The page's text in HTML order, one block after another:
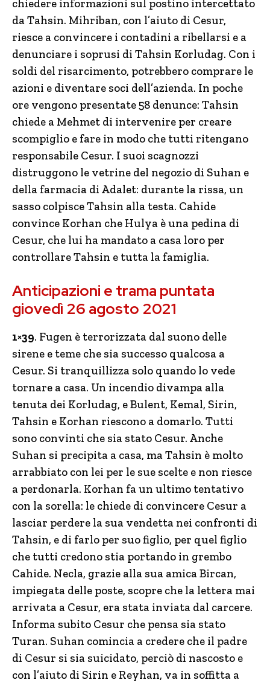
chiedere informazioni sul postino intercettato
da Tahsin. Mihriban, con l’aiuto di Cesur,
riesce a convincere i contadini a ribellarsi e a
denunciare i soprusi di Tahsin Korludag. Con i
soldi del risarcimento, potrebbero comprare le
azioni e diventare soci dell’azienda. In poche
ore vengono presentate 58 denunce: Tahsin
chiede a Mehmet di intervenire per creare
scompiglio e fare in modo che tutti ritengano
responsabile Cesur. I suoi scagnozzi
distruggono le vetrine del negozio di Suhan e
della farmacia di Adalet: durante la rissa, un
sasso colpisce Tahsin alla testa. Cahide
convince Korhan che Hulya è una pedina di
Cesur, che lui ha mandato a casa loro per
controllare Tahsin e tutta la famiglia.
Anticipazioni e trama puntata
giovedì 26 agosto 2021
1×39. Fugen è terrorizzata dal suono delle
sirene e teme che sia successo qualcosa a
Cesur. Si tranquillizza solo quando lo vede
tornare a casa. Un incendio divampa alla
tenuta dei Korludag, e Bulent, Kemal, Sirin,
Tahsin e Korhan riescono a domarlo. Tutti
sono convinti che sia stato Cesur. Anche
Suhan si precipita a casa, ma Tahsin è molto
arrabbiato con lei per le sue scelte e non riesce
a perdonarla. Korhan fa un ultimo tentativo
con la sorella: le chiede di convincere Cesur a
lasciar perdere la sua vendetta nei confronti di
Tahsin, e di farlo per suo figlio, per quel figlio
che tutti credono stia portando in grembo
Cahide. Necla, grazie alla sua amica Bircan,
impiegata delle poste, scopre che la lettera mai
arrivata a Cesur, era stata inviata dal carcere.
Informa subito Cesur che pensa sia stato
Turan. Suhan comincia a credere che il padre
di Cesur si sia suicidato, perciò di nascosto e
con l’aiuto di Sirin e Reyhan, va in soffitta a